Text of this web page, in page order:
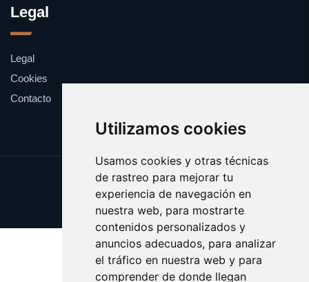
Utilizamos cookies
Usamos cookies y otras técnicas
de rastreo para mejorar tu
experiencia de navegación en
nuestra web, para mostrarte
contenidos personalizados y
anuncios adecuados, para analizar
el tráfico en nuestra web y para
comprender de donde llegan
Legal
Legal
Cookies
Contacto
Update cookies preferences
Copyright © 2025 catalanes.org